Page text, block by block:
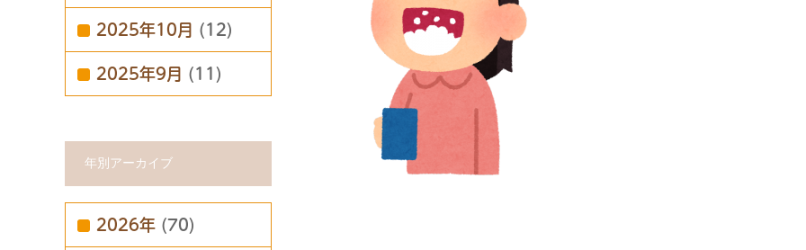
2025年10月 (12)
2025年9月 (11)
年別アーカイブ
2026年 (70)